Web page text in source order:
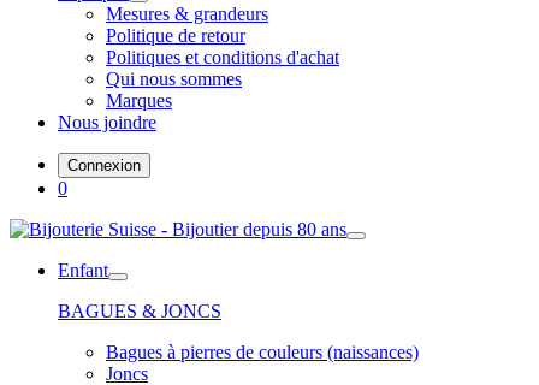
Mesures & grandeurs
Politique de retour
Politiques et conditions d'achat
Qui nous sommes
Marques
Nous joindre
Connexion
0
Enfant
BAGUES & JONCS
Bagues à pierres de couleurs (naissances)
Joncs